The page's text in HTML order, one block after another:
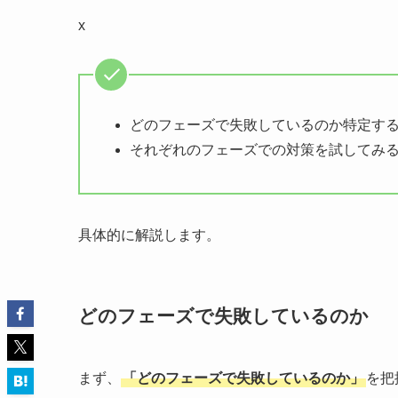
x
どのフェーズで失敗しているのか特定する
それぞれのフェーズでの対策を試してみる
具体的に解説します。
どのフェーズで失敗しているのか
まず、 「どのフェーズで失敗しているのか」 を把